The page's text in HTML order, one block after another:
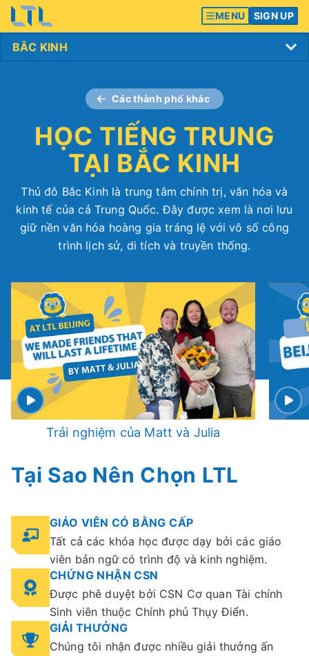
MENU SIGN UP
Các thành phố khác
HỌC TIẾNG TRUNG
TẠI BẮC KINH
Thủ đô Bắc Kinh là trung tâm chính trị, văn hóa và
kinh tế của cả Trung Quốc. Đây được xem là nơi lưu
giữ nền văn hóa hoàng gia tráng lệ với vô số công
trình lịch sử, di tích và truyền thống.
Trải nghiệm của Matt và Julia
Tại Sao Nên Chọn LTL
GIÁO VIÊN CÓ BẰNG CẤP
Tất cả các khóa học được dạy bởi các giáo
viên bản ngữ có trình độ và kinh nghiệm.
CHỨNG NHẬN CSN
Được phê duyệt bởi CSN Cơ quan Tài chính
Sinh viên thuộc Chính phủ Thụy Điển.
GIẢI THƯỞNG
Chúng tôi nhận được nhiều giải thưởng ấn